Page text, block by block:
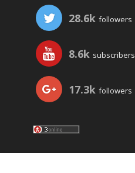
28.6k followers
8.6k subscribers
17.3k followers